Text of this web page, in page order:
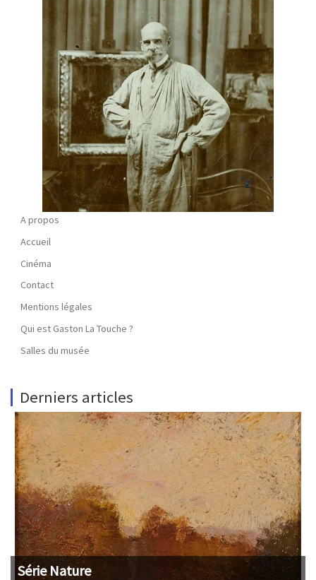
A propos
Accueil
Cinéma
Contact
Mentions légales
Qui est Gaston La Touche ?
Salles du musée
Derniers articles
Série Nature